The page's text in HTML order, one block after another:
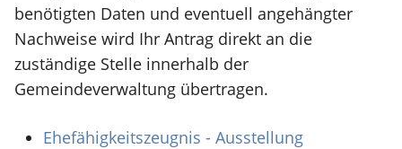
benötigten Daten und eventuell angehängter
Nachweise wird Ihr Antrag direkt an die
zuständige Stelle innerhalb der
Gemeindeverwaltung übertragen.
Ehefähigkeitszeugnis - Ausstellung